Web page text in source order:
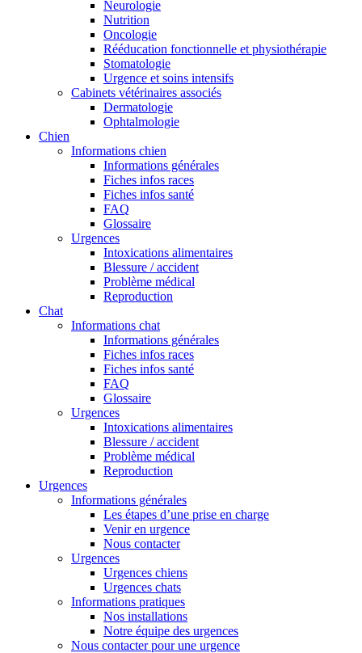
Neurologie
Nutrition
Oncologie
Rééducation fonctionnelle et physiothérapie
Stomatologie
Urgence et soins intensifs
Cabinets vétérinaires associés
Dermatologie
Ophtalmologie
Chien
Informations chien
Informations générales
Fiches infos races
Fiches infos santé
FAQ
Glossaire
Urgences
Intoxications alimentaires
Blessure / accident
Problème médical
Reproduction
Chat
Informations chat
Informations générales
Fiches infos races
Fiches infos santé
FAQ
Glossaire
Urgences
Intoxications alimentaires
Blessure / accident
Problème médical
Reproduction
Urgences
Informations générales
Les étapes d’une prise en charge
Venir en urgence
Nous contacter
Urgences
Urgences chiens
Urgences chats
Informations pratiques
Nos installations
Notre équipe des urgences
Nous contacter pour une urgence